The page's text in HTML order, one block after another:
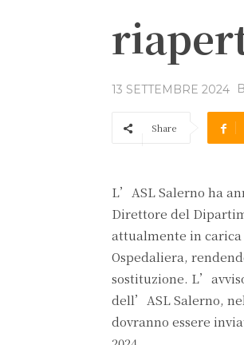
13 SETTEMBRE 2024
Share
L’ASL Salerno ha
Direttore del
attualmente in
Ospedaliera,
sostituzione.
dell’ASL Salerno,
dovranno essere